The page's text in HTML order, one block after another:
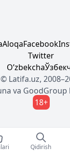
AloqaFacebook
Twitter
Oʼzbekcha
© Latifa.uz,
va GoodGroup
18+
Qidirish